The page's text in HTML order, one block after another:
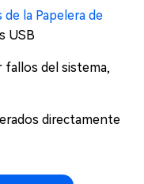
la Papelera de
USB
fallos del sistema,
directamente